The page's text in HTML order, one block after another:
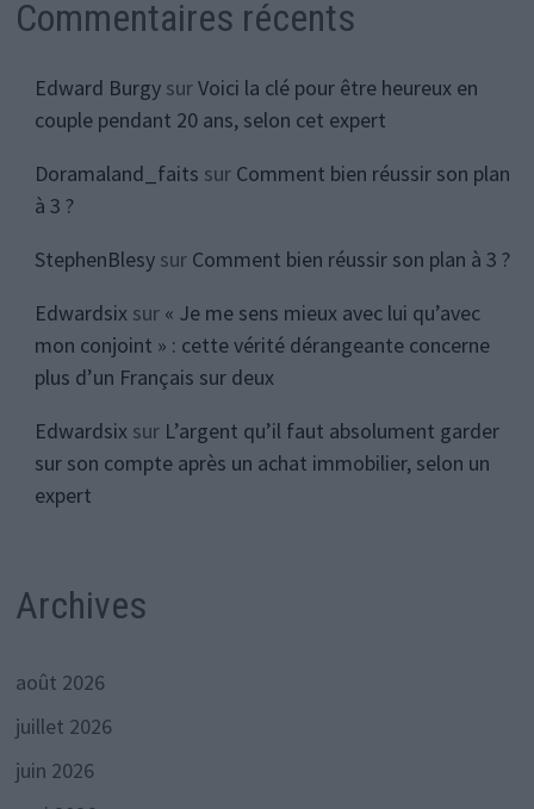
Commentaires récents
Edward BurgysurVoici la clé pour être heureux en
couple pendant 20 ans, selon cet expert
Doramaland_faits sur Comment bien réussir son plan
à 3 ?
StephenBlesysur Comment bien réussir son plan à 3 ?
Edwardsixsur « Je me sens mieux avec lui qu’avec
mon conjoint » : cette vérité dérangeante concerne
plus d’un Français sur deux
Edwardsixsur L’argent qu’il faut absolument garder
sur son compte après un achat immobilier, selon un
expert
Archives
août 2026
juillet 2026
juin 2026